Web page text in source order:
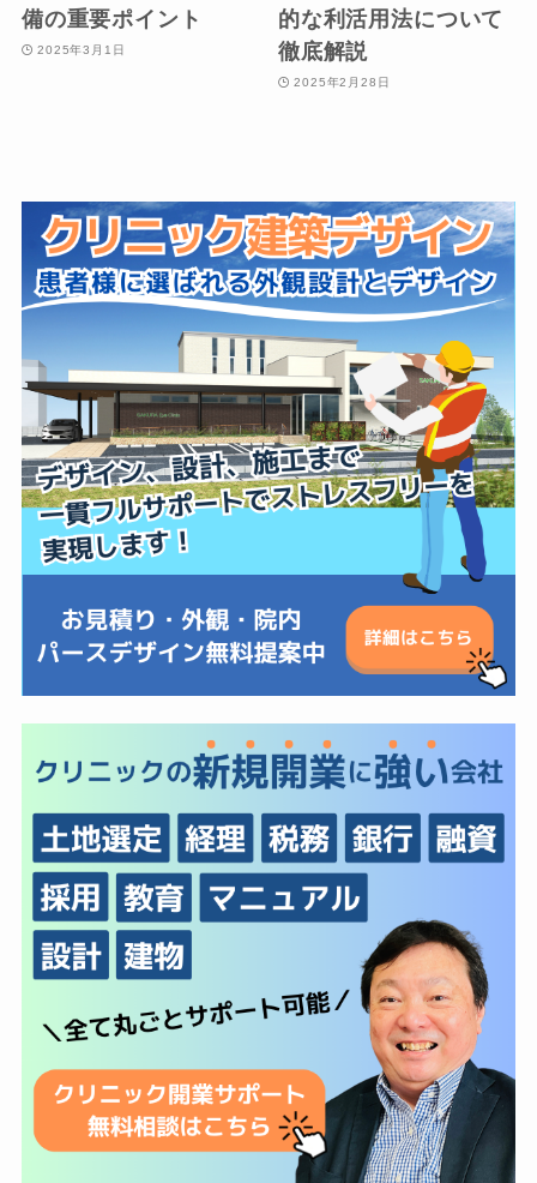
備の重要ポイント
2025年3月1日
的な利活用法について
徹底解説
2025年2月28日